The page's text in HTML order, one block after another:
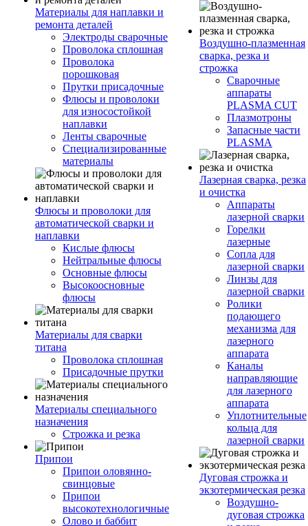
Материалы для наплавки и
ремонта деталей
Электроды сварочные
Проволока сплошная
Проволока
порошковая
Прутки присадочные
Флюсы и проволоки
для износостойкой
наплавки
Ленты сварочные
Специализированные
материалы
Флюсы и проволоки для
автоматической сварки и
наплавки
Кислые флюсы
Нейтральные флюсы
Основные флюсы
Высокоосновные
флюсы
Материалы для сварки
титана
Проволока сплошная
Присадочные прутки
Материалы специального
назначения
Строжка и резка
Припои
Припои оловянно-
свинцовые
Припои
высокотехнологичные
Олово и баббит
Воздушно-плазменная
сварка, резка и
строжка
Сварочные
аппараты
PLASMA CUT
Плазмотроны
Запасные части
PLASMA
Лазерная сварка, резка
и очистка
Аппараты
лазерной сварки
Горелки
лазерные
Сопла для
лазерной сварки
Линзы для
лазерной сварки
Ролики
подающего
механизма для
лазерного
аппарата
Каналы
направляющие
для лазерного
аппарата
Уплотнительные
кольца для
лазерной сварки
Дуговая строжка и
экзотермическая резка
Воздушно-
дуговая строжка